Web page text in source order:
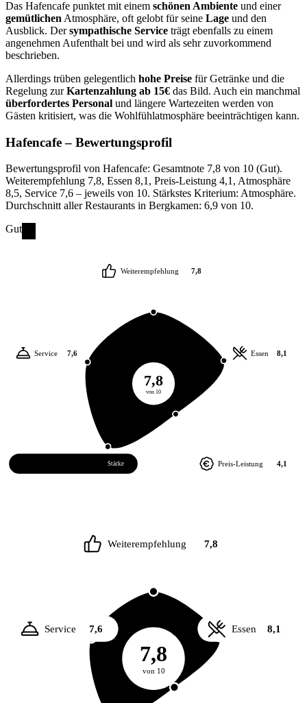
Das Hafencafe punktet mit einem schönen Ambiente und einer
gemütlichen Atmosphäre, oft gelobt für seine Lage und den
Ausblick. Dersympathische Service trägt ebenfalls zu einem
angenehmen Aufenthalt bei und wird als sehr zuvorkommend
beschrieben.
Allerdings trüben gelegentlich hohe Preise für Getränke und die
Regelung zurKartenzahlung ab 15€ das Bild. Auch ein manchmal
überfordertes Personal und längere Wartezeiten werden von
Gästen kritisiert, was die Wohlfühlatmosphäre beeinträchtigen kann.
Hafencafe– Bewertungsprofil
Bewertungsprofil von Hafencafe: Gesamtnote 7,8 von 10 (Gut).
Weiterempfehlung 7,8, Essen 8,1, Preis-Leistung 4,1, Atmosphäre
8,5, Service 7,6 – jeweils von 10. Stärkstes Kriterium: Atmosphäre.
Durchschnitt aller Restaurants in Bergkamen: 6,9 von 10.
Gut
7,8
von 10
Weiterempfehlung 7,8
Essen 8,1
Preis-Leistung 4,1
Stärke
Service 7,6
7,8
von 10
Weiterempfehlung 7,8
Essen 8,1
Service 7,6